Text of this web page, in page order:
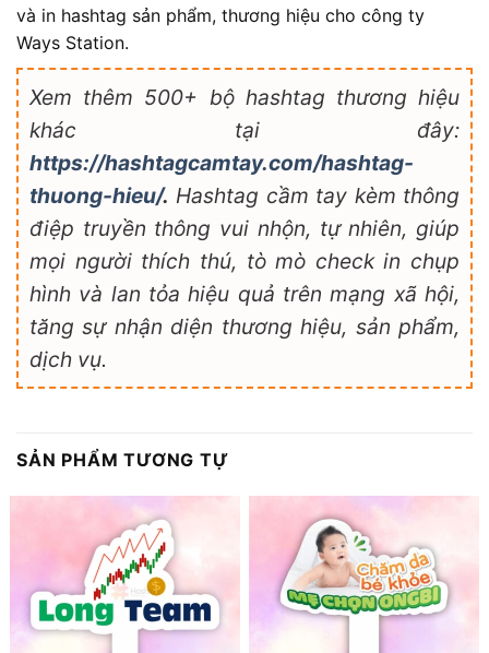
và in hashtag sản phẩm, thương hiệu cho công ty
Ways Station.
Xem thêm 500+ bộ hashtag thương hiệu
khác tại đây:
https://hashtagcamtay.com/hashtag-
thuong-hieu/. Hashtag cầm tay kèm thông
điệp truyền thông vui nhộn, tự nhiên, giúp
mọi người thích thú, tò mò check in chụp
hình và lan tỏa hiệu quả trên mạng xã hội,
tăng sự nhận diện thương hiệu, sản phẩm,
dịch vụ.
SẢN PHẨM TƯƠNG TỰ